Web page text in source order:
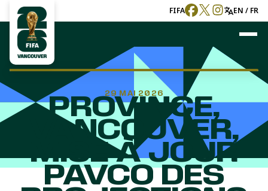
FIFA EN / FR
29 MAI 2026
PROVINCE,
VANCOUVER,
MISE À JOUR
PAVCO DES